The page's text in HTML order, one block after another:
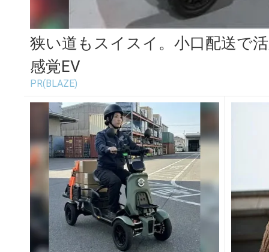
狭い道もスイスイ。小口配送で
感覚EV
PR(BLAZE)